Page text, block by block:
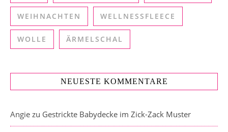
WEIHNACHTEN WELLNESSFLEECE
WOLLE ÄRMELSCHAL
NEUESTE KOMMENTARE
Angie zu Gestrickte Babydecke im Zick-Zack Muster